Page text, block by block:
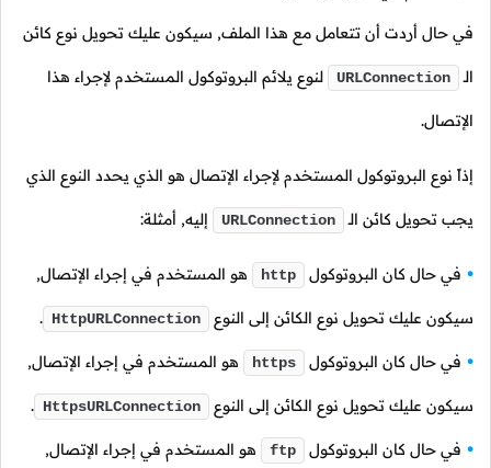
في حال أردت أن تتعامل مع هذا الملف, سيكون عليك تحويل نوع كائن
الـ URLConnection لنوع يلائم البروتوكول المستخدم لإجراء هذا
الإتصال.
إذاً نوع البروتوكول المستخدم لإجراء الإتصال هو الذي يحدد النوع الذي
يجب تحويل كائن الـ URLConnection إليه, أمثلة:
في حال كان البروتوكول http هو المستخدم في إجراء الإتصال,
سيكون عليك تحويل نوع الكائن إلى النوع HttpURLConnection
.
في حال كان البروتوكول https هو المستخدم في إجراء الإتصال,
سيكون عليك تحويل نوع الكائن إلى النوع HttpsURLConnection
.
في حال كان البروتوكول ftp هو المستخدم في إجراء الإتصال,